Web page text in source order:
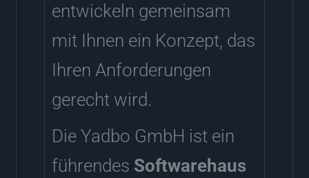
entwickeln gemeinsam
mit Ihnen ein Konzept, das
Ihren Anforderungen
gerecht wird.
Die Yadbo GmbH ist ein
führendes Softwarehaus